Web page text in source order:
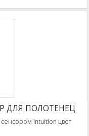
ДЛЯ ПОЛОТЕНЕЦ
Intuition цвет